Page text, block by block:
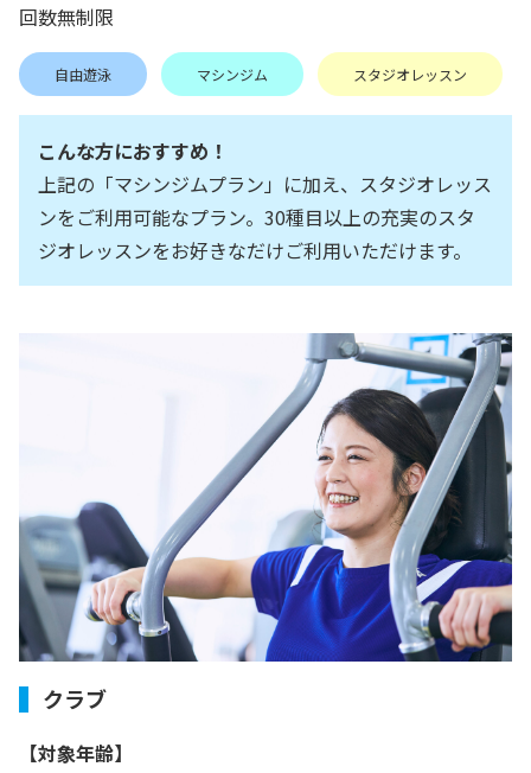
回数無制限
自由遊泳 マシンジム スタジオレッスン
こんな方におすすめ！
上記の「マシンジムプラン」に加え、スタジオレッス
ンをご利用可能なプラン。30種目以上の充実のスタ
ジオレッスンをお好きなだけご利用いただけます。
クラブ
【対象年齢】